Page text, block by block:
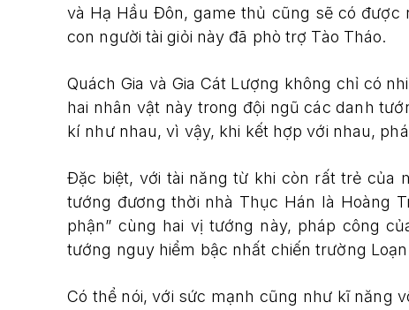
và Hạ Hầu Đôn, game thủ cũng sẽ có
con người tài giỏi này đã phò trợ Tào Tháo.
Quách Gia và Gia Cát Lượng không chỉ có
hai nhân vật này trong đội ngũ các danh
kí như nhau, vì vậy, khi kết hợp với nhau,
Đặc biệt, với tài năng từ khi còn rất trẻ của
tướng đương thời nhà Thục Hán là Hoàng
phận” cùng hai vị tướng này, pháp công
tướng nguy hiểm bậc nhất chiến trường
Có thể nói, với sức mạnh cũng như kĩ năng